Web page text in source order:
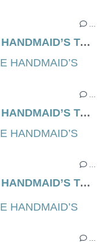
…
SAISON 6 - ÉPISODE 8 DE THE HANDMAID’S TALE (EXODUS)
SAISON 6 - ÉPISODE 7 DE THE HANDMAID’S TALE (SHATTERED)
…
SAISON 6 - ÉPISODE 6 DE THE HANDMAID’S TALE (SURPRISE)
…